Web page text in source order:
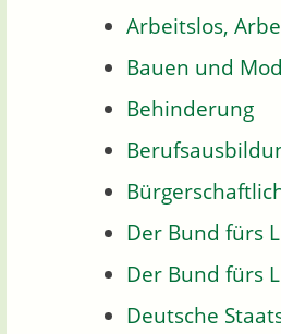
Arbeitslos,
Bauen und
Behinderung
Der Bund fürs
Der Bund fürs
Deutsche